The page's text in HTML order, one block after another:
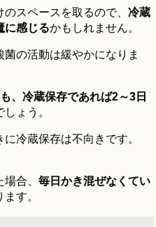
スペースを取るので、 冷蔵
に感じるかもしれません。
の活動は緩やかになりま
、冷蔵保存であれば2～3日
ょう。
冷蔵保存は不向きです。
合、 毎日かき混ぜなくてい
す。